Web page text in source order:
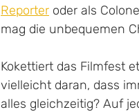
Reporter oder als
mag die unbequemen
Kokettiert das Filmfest
vielleicht daran, dass
alles gleichzeitig? Auf